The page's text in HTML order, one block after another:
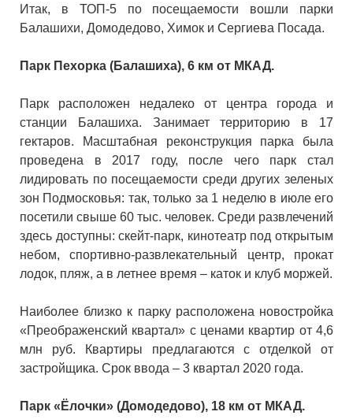
Итак, в ТОП-5 по посещаемости вошли парки
Балашихи, Домодедово, Химок и Сергиева Посада.
Парк Пехорка (Балашиха), 6 км от МКАД.
Парк расположен недалеко от центра города и
станции Балашиха. Занимает территорию в 17
гектаров. Масштабная реконструкция парка была
проведена в 2017 году, после чего парк стал
лидировать по посещаемости среди других зеленых
зон Подмосковья: так, только за 1 неделю в июле его
посетили свыше 60 тыс. человек. Среди развлечений
здесь доступны: скейт-парк, кинотеатр под открытым
небом, спортивно-развлекательный центр, прокат
лодок, пляж, а в летнее время – каток и клуб моржей.
Наиболее близко к парку расположена новостройка
«Преображенский квартал» с ценами квартир от 4,6
млн руб. Квартиры предлагаются с отделкой от
застройщика. Срок ввода – 3 квартал 2020 года.
Парк «Ёлочки» (Домодедово), 18 км от МКАД.